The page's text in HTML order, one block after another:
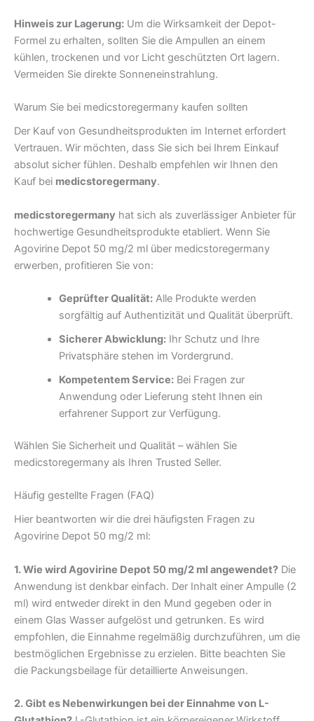
Hinweis zur Lagerung: Um die Wirksamkeit der Depot-
Formel zu erhalten, sollten Sie die Ampullen an einem
kühlen, trockenen und vor Licht geschützten Ort lagern.
Vermeiden Sie direkte Sonneneinstrahlung.
Warum Sie bei medicstoregermany kaufen sollten
Der Kauf von Gesundheitsprodukten im Internet erfordert
Vertrauen. Wir möchten, dass Sie sich bei Ihrem Einkauf
absolut sicher fühlen. Deshalb empfehlen wir Ihnen den
Kauf bei medicstoregermany.
medicstoregermany hat sich als zuverlässiger Anbieter für
hochwertige Gesundheitsprodukte etabliert. Wenn Sie
Agovirine Depot 50 mg/2 ml über medicstoregermany
erwerben, profitieren Sie von:
Geprüfter Qualität:Alle Produkte werden
sorgfältig auf Authentizität und Qualität überprüft.
Sicherer Abwicklung:Ihr Schutz und Ihre
Privatsphäre stehen im Vordergrund.
Kompetentem Service:Bei Fragen zur
Anwendung oder Lieferung steht Ihnen ein
erfahrener Support zur Verfügung.
Wählen Sie Sicherheit und Qualität – wählen Sie
medicstoregermany als Ihren Trusted Seller.
Häufig gestellte Fragen (FAQ)
Hier beantworten wir die drei häufigsten Fragen zu
Agovirine Depot 50 mg/2 ml:
1. Wie wird Agovirine Depot 50 mg/2 ml angewendet? Die
Anwendung ist denkbar einfach. Der Inhalt einer Ampulle (2
ml) wird entweder direkt in den Mund gegeben oder in
einem Glas Wasser aufgelöst und getrunken. Es wird
empfohlen, die Einnahme regelmäßig durchzuführen, um die
bestmöglichen Ergebnisse zu erzielen. Bitte beachten Sie
die Packungsbeilage für detaillierte Anweisungen.
2. Gibt es Nebenwirkungen bei der Einnahme von L-